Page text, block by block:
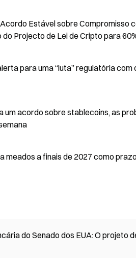
Estável sobre Compromisso
Projecto de Lei de Cripto para
para uma “luta” regulatória
um acordo sobre stablecoins, as
meados a finais de 2027 como
do Senado dos EUA: O projeto